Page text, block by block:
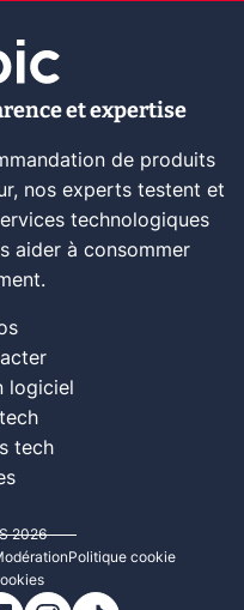
et expertise
de produits
nos experts testent et
technologiques
aider à consommer
logiciel
tech
2026
Politique cookie